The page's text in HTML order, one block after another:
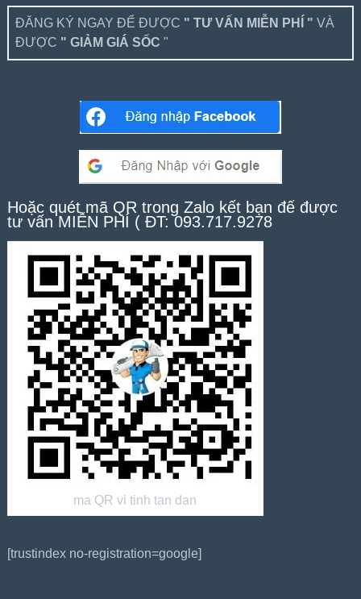
ĐĂNG KÝ NGAY ĐỂ ĐƯỢC " TƯ VẤN MIỄN PHÍ " VÀ
ĐƯỢC " GIẢM GIÁ SỐC "
Hoặc quét mã QR trong Zalo kết bạn để được
tư vấn MIỄN PHÍ ( ĐT: 093.717.9278
ma QR vi tinh tan dan
[trustindex no-registration=google]